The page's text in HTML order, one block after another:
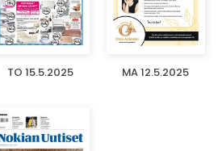
TO 15.5.2025 MA 12.5.2025